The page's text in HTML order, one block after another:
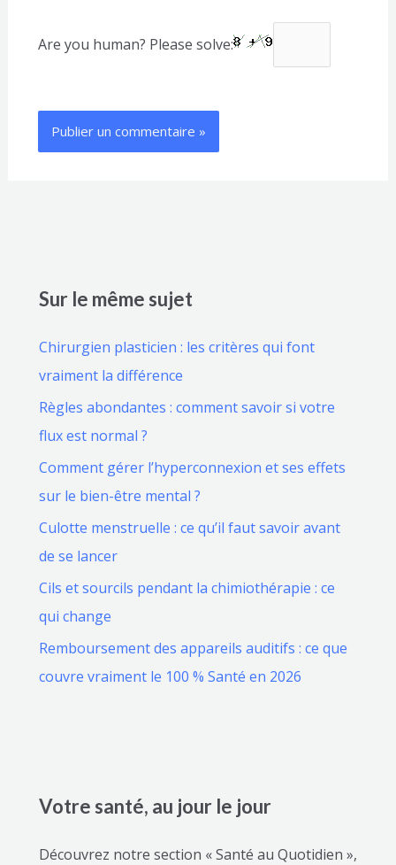
Are you human? Please solve:
Sur le même sujet
Chirurgien plasticien : les critères qui font
vraiment la différence
Règles abondantes : comment savoir si votre
flux est normal ?
Comment gérer l’hyperconnexion et ses effets
sur le bien-être mental ?
Culotte menstruelle : ce qu’il faut savoir avant
de se lancer
Cils et sourcils pendant la chimiothérapie : ce
qui change
Remboursement des appareils auditifs : ce que
couvre vraiment le 100 % Santé en 2026
Votre santé, au jour le jour
Découvrez notre section « Santé au Quotidien »,